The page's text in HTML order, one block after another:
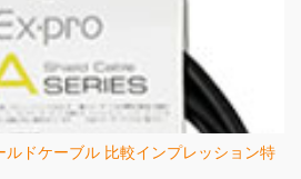
ドケーブル 比較インプレッション特